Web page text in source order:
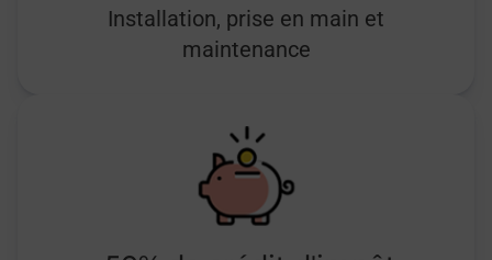
Installation, prise en main et
maintenance